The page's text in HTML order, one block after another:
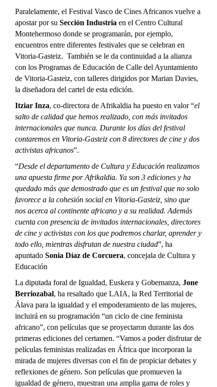
Paralelamente, el Festival Vasco de Cines Africanos vuelve a
apostar por suSección Industriaen el Centro Cultural
Montehermoso donde se programarán, por ejemplo,
encuentros entre diferentes festivales que se celebran en
Vitoria-Gasteiz. También se le da continuidad a la alianza
con los Programas de Educación de Calle del Ayuntamiento
de Vitoria-Gasteiz, con talleres dirigidos por Marian Davies,
la diseñadora del cartel de esta edición.
Itziar Inza, co-directora de Afrikaldia ha puesto en valor “el
salto de calidad que hemos realizado, con más invitados
internacionales que nunca. Durante los días del festival
contaremos en Vitoria-Gasteiz con 8 directores de cine y dos
activistas africanos”.
“Desde el departamento de Cultura y Educación realizamos
una apuesta firme por Afrikaldia. Ya son 3 ediciones y ha
quedado más que demostrado que es un festival que no solo
favorece a la cohesión social en Vitoria-Gasteiz, sino que
nos acerca al continente africano y a su realidad. Además
cuenta con presencia de invitados internacionales, directores
de cine y activistas con los que podremos charlar, aprender y
todo ello, mientras disfrutan de nuestra ciudad”, ha
apuntadoSonia Díaz de Corcuera, concejala de Cultura y
Educación
La diputada foral de Igualdad, Euskera y Gobernanza,Jone
Berriozabal, ha resaltado que LAIA, la Red Territorial de
Álava para la igualdad y el empoderamiento de las mujeres,
incluirá en su programación “un ciclo de cine feminista
africano”, con películas que se proyectaron durante las dos
primeras ediciones del certamen. “Vamos a poder disfrutar de
películas feministas realizadas en África que incorporan la
mirada de mujeres diversas con el fin de propiciar debates y
reflexiones de género. Son películas que promueven la
igualdad de género, muestran una amplia gama de roles y